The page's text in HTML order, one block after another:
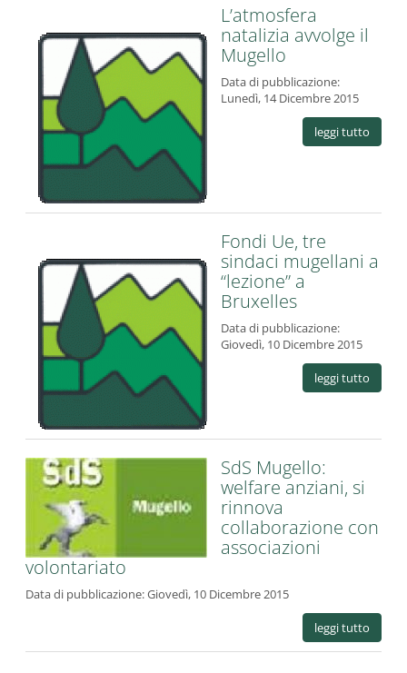
L’atmosfera
natalizia avvolge il
Mugello
Data di pubblicazione:
Lunedì, 14 Dicembre 2015
leggi tutto
Fondi Ue, tre
sindaci mugellani a
“lezione” a
Bruxelles
Data di pubblicazione:
Giovedì, 10 Dicembre 2015
leggi tutto
SdS Mugello:
welfare anziani, si
rinnova
collaborazione con
associazioni
volontariato
Data di pubblicazione:Giovedì, 10 Dicembre 2015
leggi tutto